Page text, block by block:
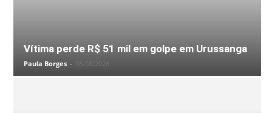
Vítima perde R$ 51 mil em golpe em Urussanga
Paula Borges - 08/08/2026